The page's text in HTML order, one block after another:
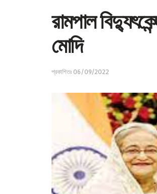
রামপাল
মোদি
প্রকাশিতঃ 06/09/2022